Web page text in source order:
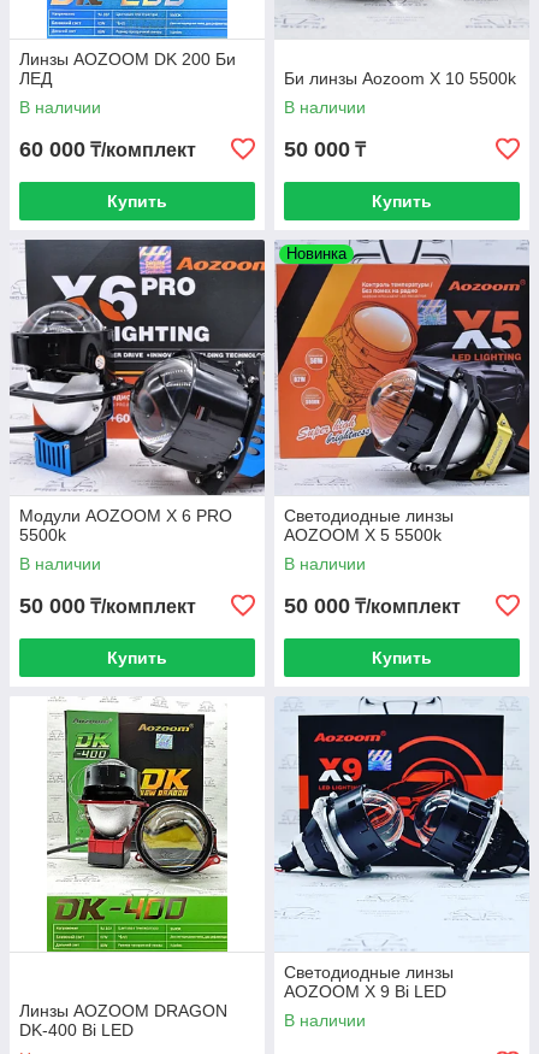
Линзы AOZOOM DK 200 Би
ЛЕД
В наличии
60 000 ₸/комплект
Купить
Би линзы Aozoom X 10 5500k
В наличии
50 000 ₸
Купить
Модули AOZOOM X 6 PRO
5500k
В наличии
50 000 ₸/комплект
Купить
Новинка
Светодиодные линзы
AOZOOM X 5 5500k
В наличии
50 000 ₸/комплект
Купить
Линзы AOZOOM DRAGON
DK-400 Bi LED
Светодиодные линзы
AOZOOM Х 9 Bi LED
В наличии